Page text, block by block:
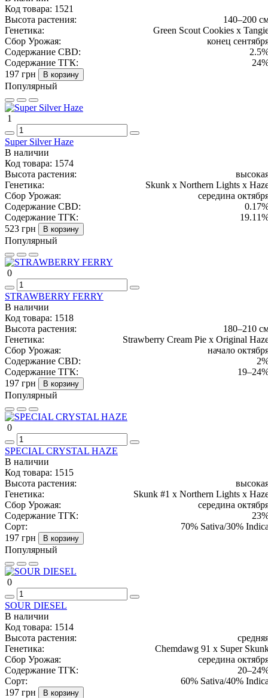
Код товара: 1521
Высота растения:
140–200
Генетика:
Green Scout Cookies x
Сбор Урожая:
конец
Содержание CBD:
Содержание ТГК:
197 грн
В корзину
Популярный
1
Super Silver Haze
В наличии
Код товара: 1574
Высота растения:
Генетика:
Skunk x Northern Lights x
Сбор Урожая:
середина
Содержание CBD:
Содержание ТГК:
523 грн
В корзину
Популярный
0
STRAWBERRY FERRY
В наличии
Код товара: 1518
Высота растения:
180–210
Генетика:
Strawberry Cream Pie x Original
Сбор Урожая:
начало
Содержание CBD:
Содержание ТГК:
197 грн
В корзину
Популярный
0
SPECIAL CRYSTAL HAZE
В наличии
Код товара: 1515
Высота растения:
Генетика:
Skunk #1 x Northern Lights x
Сбор Урожая:
середина
Содержание ТГК:
Сорт:
70% Sativa/30%
197 грн
В корзину
Популярный
0
SOUR DIESEL
В наличии
Код товара: 1514
Высота растения:
Генетика:
Chemdawg 91 x Super
Сбор Урожая:
середина
Содержание ТГК:
Сорт:
60% Sativa/40%
197 грн
В корзину